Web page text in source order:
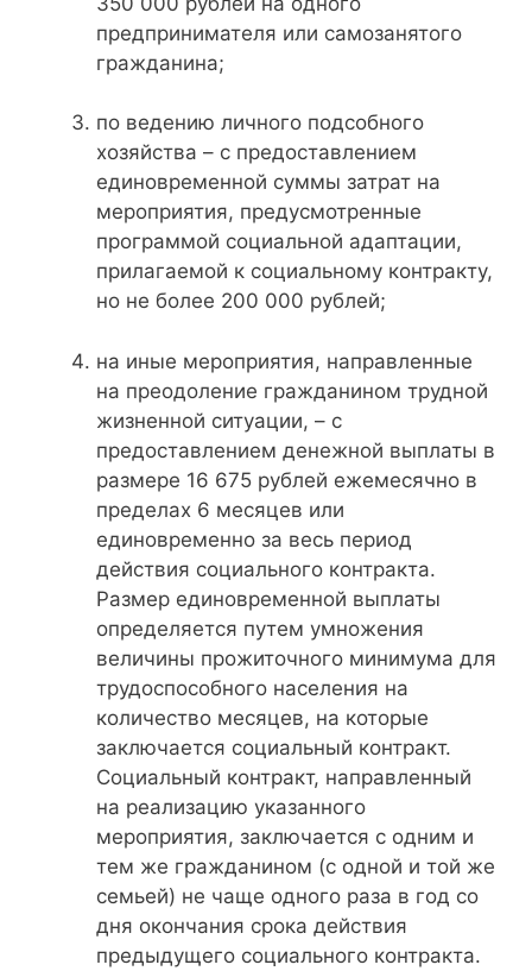
предпринимателя или самозанятого
гражданина;
по ведению личного подсобного
хозяйства – с предоставлением
единовременной суммы затрат на
мероприятия, предусмотренные
программой социальной адаптации,
прилагаемой к социальному контракту,
но не более 200 000 рублей;
на иные мероприятия, направленные
на преодоление гражданином трудной
жизненной ситуации, – с
предоставлением денежной выплаты в
размере 16 675 рублей ежемесячно в
пределах 6 месяцев или
единовременно за весь период
действия социального контракта.
Размер единовременной выплаты
определяется путем умножения
величины прожиточного минимума для
трудоспособного населения на
количество месяцев, на которые
заключается социальный контракт.
Социальный контракт, направленный
на реализацию указанного
мероприятия, заключается с одним и
тем же гражданином (с одной и той же
семьей) не чаще одного раза в год со
дня окончания срока действия
предыдущего социального контракта.